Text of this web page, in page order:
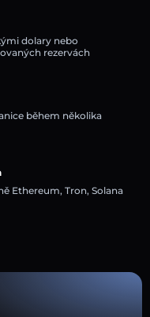
dolary nebo
rezervách
během několika
Ethereum, Tron, Solana